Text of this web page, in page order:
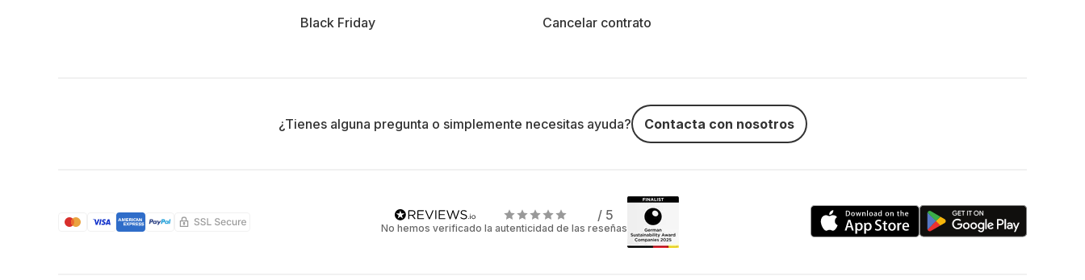
Black Friday Cancelar contrato
¿Tienes alguna pregunta o simplemente necesitas ayuda? Contacta con nosotros
/ 5
No hemos verificado la autenticidad de las reseñas